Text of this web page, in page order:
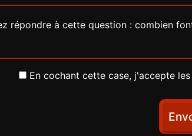
répondre à cette question : combien
En cochant cette case, j'accepte